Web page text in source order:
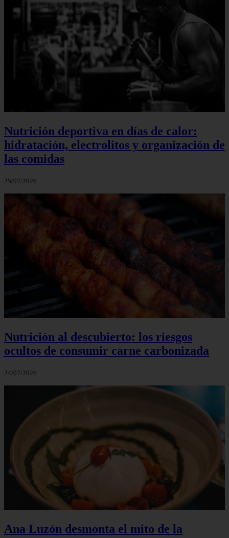
Nutrición deportiva en días de calor:
hidratación, electrolitos y organización de
las comidas
25/07/2026
Nutrición al descubierto: los riesgos
ocultos de consumir carne carbonizada
24/07/2026
Ana Luzón desmonta el mito de la